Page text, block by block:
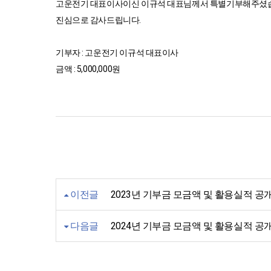
고운전기 대표이사이신 이규석 대표님께서 특별기부해주셨
진심으로 감사드립니다.
기부자 : 고운전기 이규석 대표이사
금액 : 5,000,000원
이전글 2023년 기부금 모금액 및 활용실적 공
다음글 2024년 기부금 모금액 및 활용실적 공